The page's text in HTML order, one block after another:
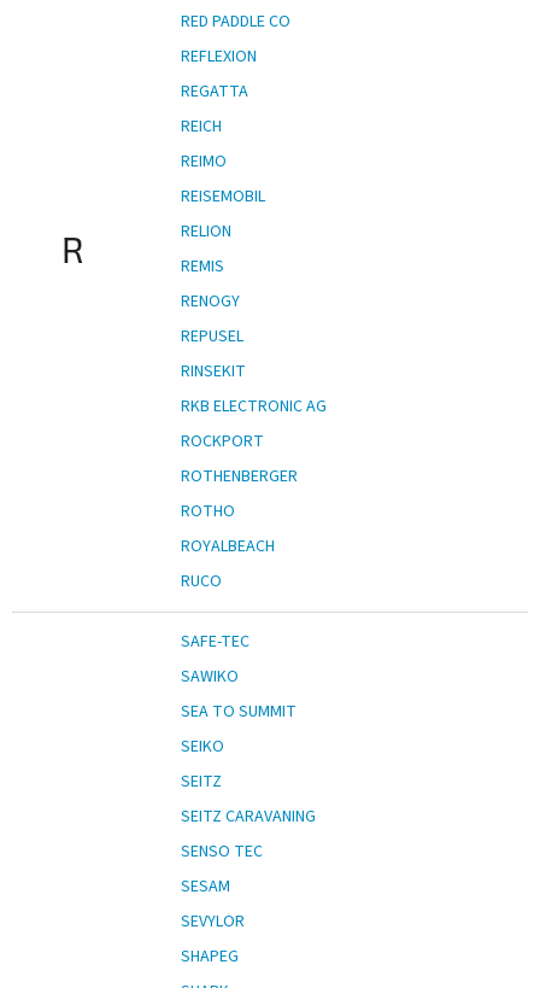
R
RED PADDLE CO
REFLEXION
REGATTA
REICH
REIMO
REISEMOBIL
RELION
REMIS
RENOGY
REPUSEL
RINSEKIT
RKB ELECTRONIC AG
ROCKPORT
ROTHENBERGER
ROTHO
ROYALBEACH
RUCO
SAFE-TEC
SAWIKO
SEA TO SUMMIT
SEIKO
SEITZ
SEITZ CARAVANING
SENSO TEC
SESAM
SEVYLOR
SHAPEG